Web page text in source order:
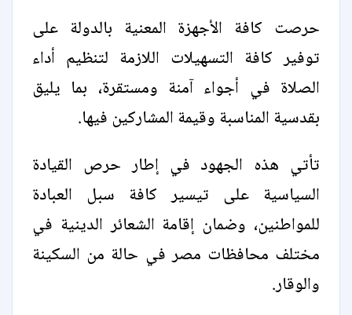
حرصت كافة الأجهزة المعنية بالدولة على
توفير كافة التسهيلات اللازمة لتنظيم أداء
الصلاة في أجواء آمنة ومستقرة، بما يليق
بقدسية المناسبة وقيمة المشاركين فيها.
تأتي هذه الجهود في إطار حرص القيادة
السياسية على تيسير كافة سبل العبادة
للمواطنين، وضمان إقامة الشعائر الدينية في
مختلف محافظات مصر في حالة من السكينة
والوقار.